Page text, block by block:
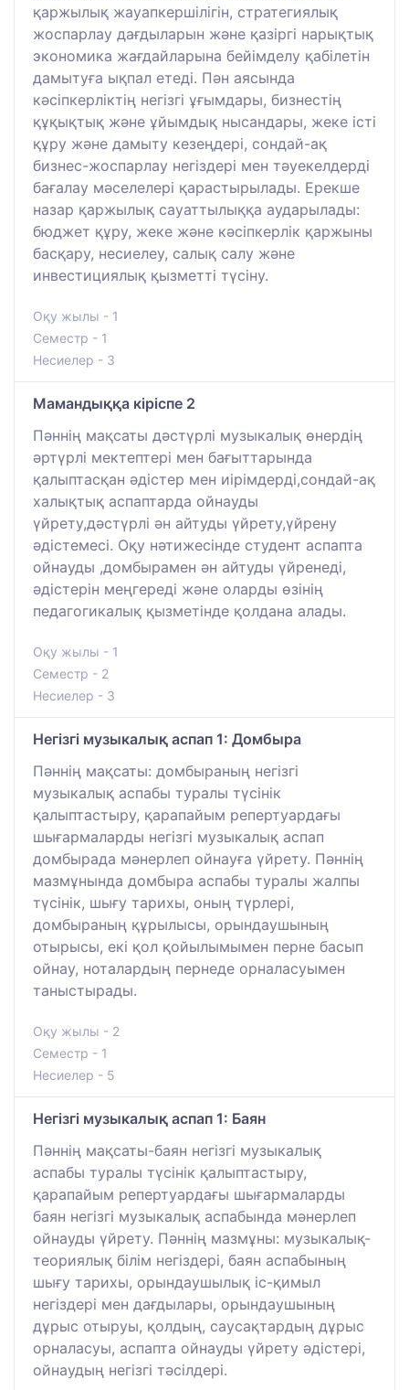
қаржылық жауапкершілігін, стратегиялық
жоспарлау дағдыларын және қазіргі нарықтық
экономика жағдайларына бейімделу қабілетін
дамытуға ықпал етеді. Пән аясында
кәсіпкерліктің негізгі ұғымдары, бизнестің
құқықтық және ұйымдық нысандары, жеке істі
құру және дамыту кезеңдері, сондай-ақ
бизнес-жоспарлау негіздері мен тәуекелдерді
бағалау мәселелері қарастырылады. Ерекше
назар қаржылық сауаттылыққа аударылады:
бюджет құру, жеке және кәсіпкерлік қаржыны
басқару, несиелеу, салық салу және
инвестициялық қызметті түсіну.
Оқу жылы - 1
Семестр - 1
Несиелер - 3
Мамандыққа кіріспе 2
Пәннің мақсаты дәстүрлі музыкалық өнердің
әртүрлі мектептері мен бағыттарында
қалыптасқан әдістер мен иірімдерді,сондай-ақ
халықтық аспаптарда ойнауды
үйрету,дәстүрлі ән айтуды үйрету,үйрену
әдістемесі. Оқу нәтижесінде студент аспапта
ойнауды ,домбырамен ән айтуды үйренеді,
әдістерін меңгереді және оларды өзінің
педагогикалық қызметінде қолдана алады.
Оқу жылы - 1
Семестр - 2
Несиелер - 3
Негізгі музыкалық аспап 1: Домбыра
Пәннің мақсаты: домбыраның негізгі
музыкалық аспабы туралы түсінік
қалыптастыру, қарапайым репертуардағы
шығармаларды негізгі музыкалық аспап
домбырада мәнерлеп ойнауға үйрету. Пәннің
мазмұнында домбыра аспабы туралы жалпы
түсінік, шығу тарихы, оның түрлері,
домбыраның құрылысы, орындаушының
отырысы, екі қол қойылымымен перне басып
ойнау, ноталардың пернеде орналасуымен
таныстырады.
Оқу жылы - 2
Семестр - 1
Несиелер - 5
Негізгі музыкалық аспап 1: Баян
Пәннің мақсаты-баян негізгі музыкалық
аспабы туралы түсінік қалыптастыру,
қарапайым репертуардағы шығармаларды
баян негізгі музыкалық аспабында мәнерлеп
ойнауды үйрету. Пәннің мазмұны: музыкалық-
теориялық білім негіздері, баян аспабының
шығу тарихы, орындаушылық іс-қимыл
негіздері мен дағдылары, орындаушының
дұрыс отыруы, қолдың, саусақтардың дұрыс
орналасуы, аспапта ойнауды үйрету әдістері,
ойнаудың негізгі тәсілдері.